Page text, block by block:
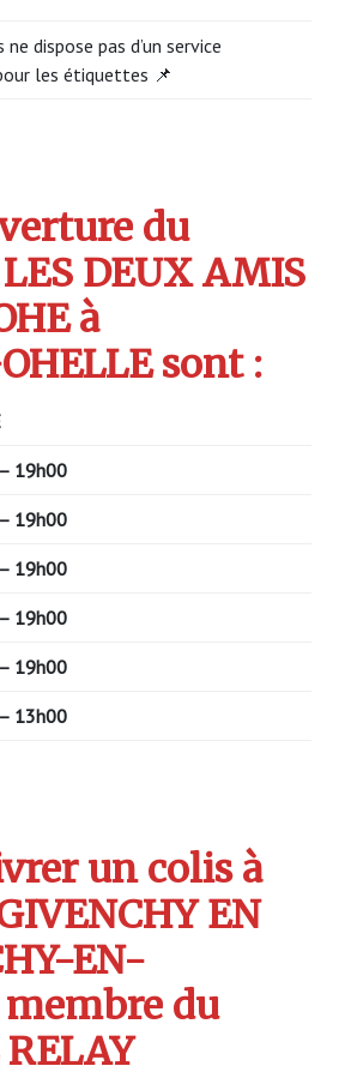
dispose pas d’un service
les étiquettes 📌
du
DEUX AMIS
à
sont :
19h00
19h00
19h00
19h00
19h00
13h00
un colis à
EN
EN-
membre du